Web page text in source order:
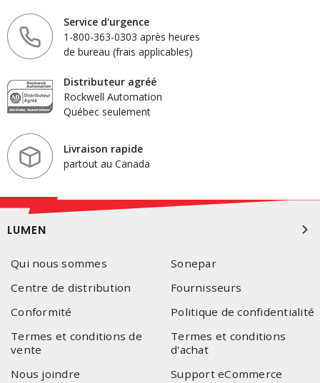
Service d'urgence
1-800-363-0303 après heures
de bureau (frais applicables)
Distributeur agréé
Rockwell Automation
Québec seulement
Livraison rapide
partout au Canada
LUMEN
Qui nous sommes
Sonepar
Centre de distribution
Fournisseurs
Conformité
Politique de confidentialité
Termes et conditions de
vente
Termes et conditions
d'achat
Nous joindre
Support eCommerce